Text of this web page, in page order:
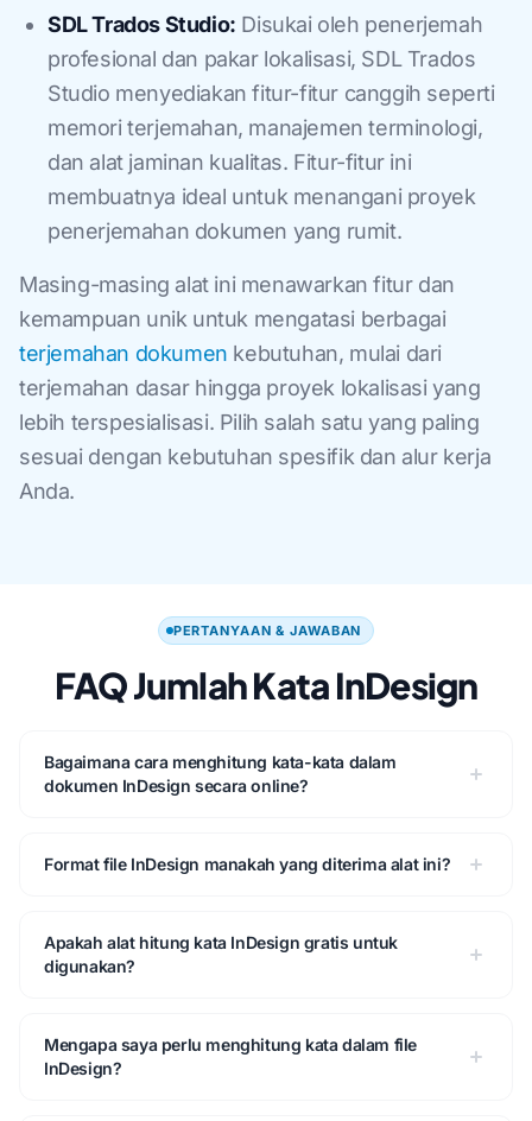
SDL Trados Studio: Disukai oleh penerjemah
profesional dan pakar lokalisasi, SDL Trados
Studio menyediakan fitur-fitur canggih seperti
memori terjemahan, manajemen terminologi,
dan alat jaminan kualitas. Fitur-fitur ini
membuatnya ideal untuk menangani proyek
penerjemahan dokumen yang rumit.
Masing-masing alat ini menawarkan fitur dan
kemampuan unik untuk mengatasi berbagai
terjemahan dokumen kebutuhan, mulai dari
terjemahan dasar hingga proyek lokalisasi yang
lebih terspesialisasi. Pilih salah satu yang paling
sesuai dengan kebutuhan spesifik dan alur kerja
Anda.
PERTANYAAN & JAWABAN
FAQ Jumlah Kata InDesign
Bagaimana cara menghitung kata-kata dalam
dokumen InDesign secara online?
Format file InDesign manakah yang diterima alat ini?
Apakah alat hitung kata InDesign gratis untuk
digunakan?
Mengapa saya perlu menghitung kata dalam file
InDesign?